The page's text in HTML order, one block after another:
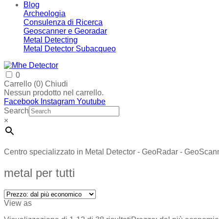
Blog
Archeologia
Consulenza di Ricerca
Geoscanner e Georadar
Metal Detecting
Metal Detector Subacqueo
0
Carrello (0) Chiudi
Nessun prodotto nel carrello.
Facebook Instagram Youtube
Search
×
Centro specializzato in Metal Detector - GeoRadar -
metal per tutti
View as